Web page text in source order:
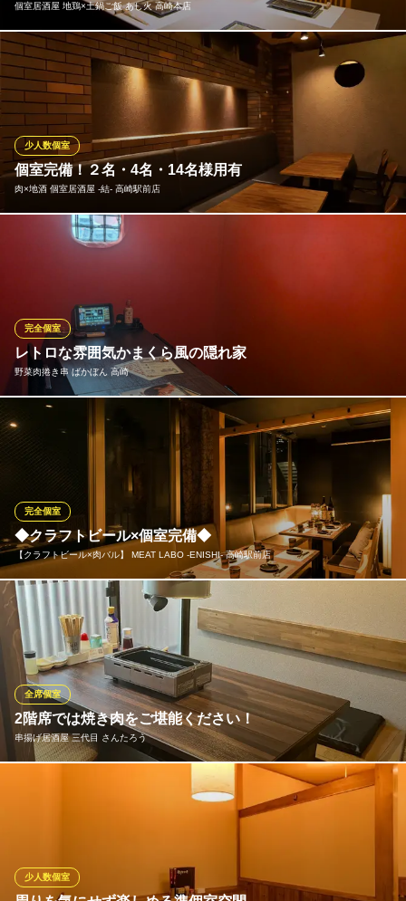
全席完全個室 鶏と海鮮居酒屋 九州 鶏うお 高崎店
個室で100種飲み放題
ＪＲ高崎駅西口 徒歩4分
群馬県高崎市八島町58-1 ウエストワンビルB1
個室居酒屋 地鶏×土鍋ご飯 あし火 高崎本店
扉付個室は最大50名様ご利用可能！2～4名．4～8名、8～12名様
OK！プライベートからご宴会にお薦めの飲み放題付コースは7品
4,000円～ご用意しております！
個室居酒屋 地鶏×土鍋ご飯 あし火 高崎本店
高崎 土鍋 個室居酒屋
ＪＲ高崎駅 徒歩2分
群馬県高崎市八島町110-6 TO-MOREビル2F
個室完備！２名・4名・14名様用有
肉×地酒 個室居酒屋 ‐結‐ 高崎駅前店
少人数個室
最大14名様用個室 × １室・4名様用個室 × 5室・２名様用個室 × ２
肉×地酒 個室居酒屋 ‐結‐ 高崎駅前店
高崎 個室 居酒屋
ＪＲ高崎駅 徒歩2分
群馬県高崎市八島町110-6 TO-MOREビル4F
レトロな雰囲気かまくら風の隠れ家
野菜肉捲き串 ばかぼん 高崎
完全個室
鮮やかな赤色の壁が非日常を演出するかまくら風の完全個室は、5
～8名様でゆったり過ごせる当店の人気席です。同僚との飲み会や
女子会、趣味の集まりを、非日常の雰囲気の中でゆったりとお楽
しみいただけます。大変埋まりやすいお席のため、早めのご予約
が安心です。
野菜肉捲き串 ばかぼん 高崎
ＪＲ高崎駅西口 徒歩5分
群馬県高崎市連雀町4-3
◆クラフトビール×個室完備◆
【クラフトビール×肉バル】 MEAT LABO ‐ENISHI‐ 高崎駅前店
完全個室
大人数のご宴会から少人数のご宴会まで幅広く対応可能！！
【クラフトビール×肉バル】 MEAT LABO ‐ENISHI‐ 高崎駅
前店
高崎 個室 居酒屋
ＪＲ高崎駅西口 徒歩4分
群馬県高崎市八島町32-7 4F
2階席では焼き肉をご堪能ください！
串揚げ居酒屋 三代目 さんたろう
全席個室
少人数から個室がご用意できます！デートにも女子会にもお気軽
串揚げと焼肉居酒屋
ＪＲ高崎駅 徒歩5分
少人数個室